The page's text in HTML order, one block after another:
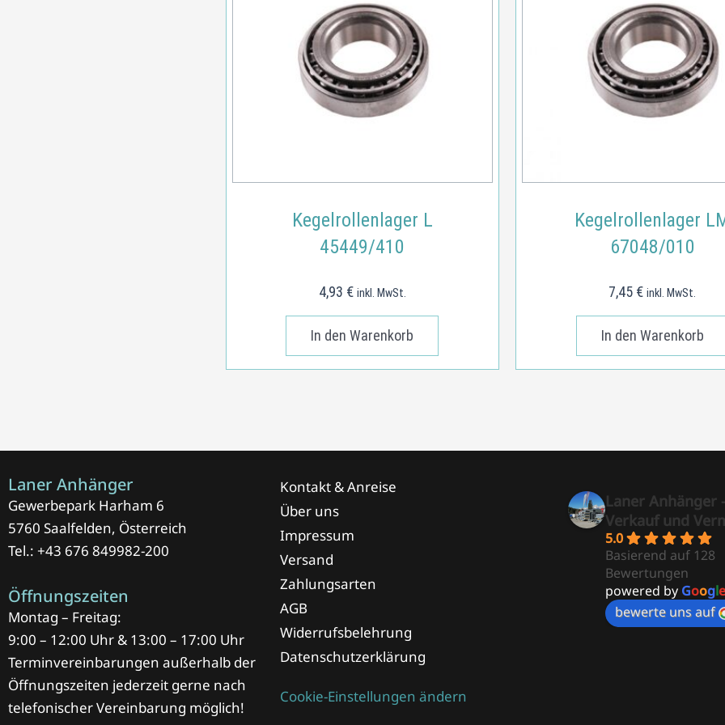
Kegelrollenlager L
45449/410
4,93 € inkl. MwSt.
In den Warenkorb
Kegelrollenlager
67048/010
7,45 € inkl. MwSt.
In den Warenkorb
Laner Anhänger
Gewerbepark Harham 6
5760 Saalfelden, Österreich
Tel.: +43 676 849982-200
Öffnungszeiten
Montag – Freitag:
9:00 – 12:00 Uhr & 13:00 – 17:00 Uhr
Terminvereinbarungen außerhalb der
Öffnungszeiten jederzeit gerne nach
telefonischer Vereinbarung möglich!
Kontakt & Anreise
Über uns
Impressum
Versand
Zahlungsarten
AGB
Widerrufsbelehrung
Datenschutzerklärung
Cookie-Einstellungen ändern
Laner Anhänger
Verkauf und
5.0
Basierend auf 128
Bewertungen
powered by Google
bewerte uns auf